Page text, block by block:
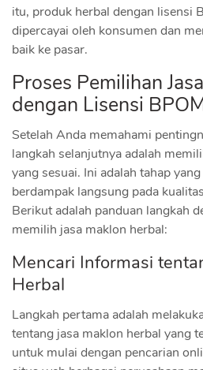
itu, produk herbal dengan lisensi
dipercayai oleh konsumen dan
baik ke pasar.
Proses Pemilihan
dengan Lisensi
Setelah Anda memahami
langkah selanjutnya adalah
yang sesuai. Ini adalah tahap
berdampak langsung pada
Berikut adalah panduan langkah
memilih jasa maklon herbal:
Mencari Informasi
Herbal
Langkah pertama adalah
tentang jasa maklon herbal yang
untuk mulai dengan pencarian